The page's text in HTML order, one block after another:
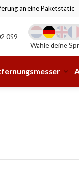
an eine Paketstation
099
Wähle deine